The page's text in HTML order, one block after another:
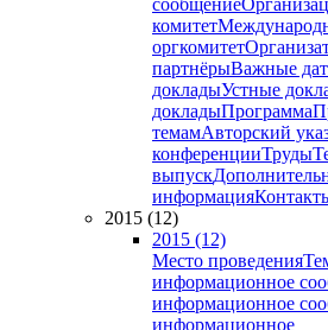
сообщение
комитет
оргкомитет
партнёрыВажные
докладыУстные
докладыПрограмма
темамАвторский
конференцииТруды
выпуск
информация
2015 (12)
2015 (12)
Место проведения
информационное
информационное
информационное